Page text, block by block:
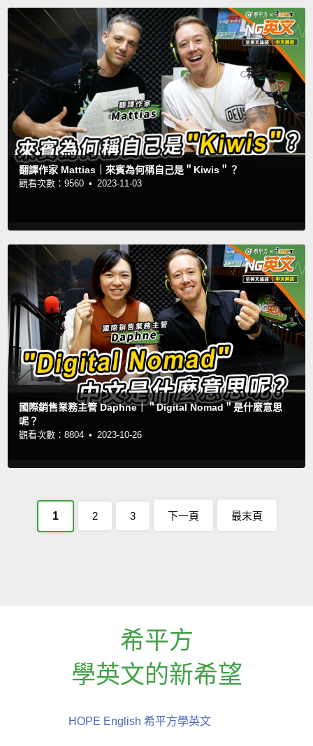
翻譯作家 Mattias｜來賓為何稱自己是＂Kiwis＂？
觀看次數：9560 •2023-11-03
國際銷售業務主管 Daphne｜＂Digital Nomad＂是什麼意思
呢？
觀看次數：8804 • 2023-10-26
1 2 3 下一頁 最末頁
希平方
學英文的新希望
HOPE English 希平方學英文